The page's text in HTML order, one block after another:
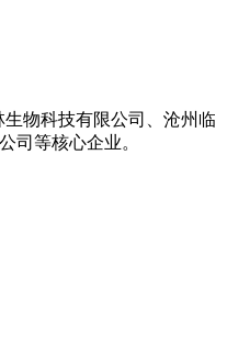
物科技有限公司、沧州临
司等核心企业。